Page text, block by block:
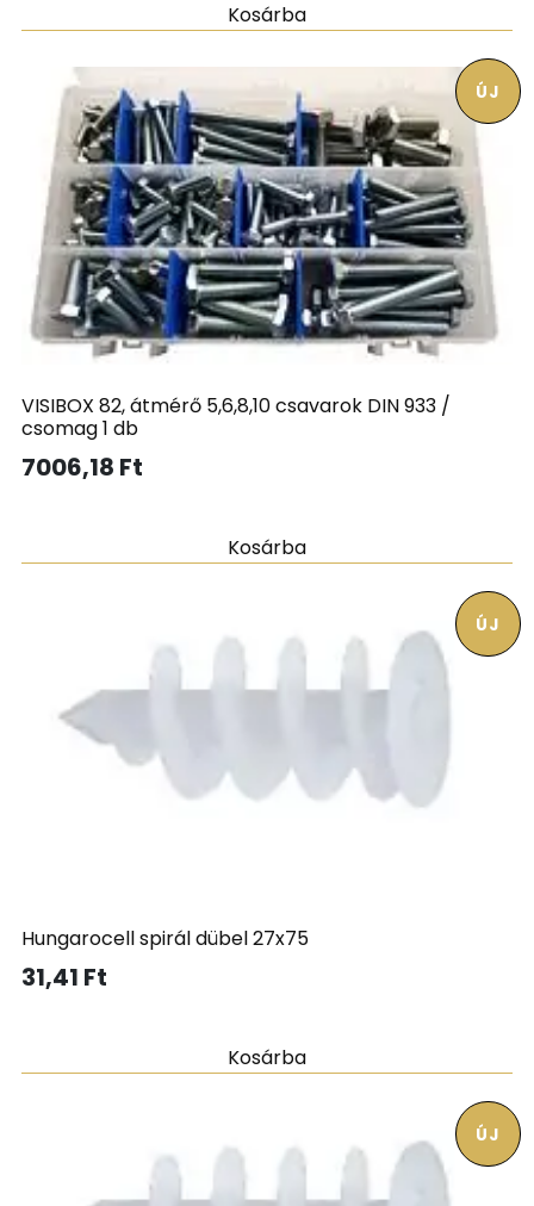
Kosárba
VISIBOX 82, átmérő 5,6,8,10 csavarok DIN 933 /
csomag 1 db
7006,18 Ft
ÚJ
Kosárba
Hungarocell spirál dübel 27x75
31,41 Ft
ÚJ
Kosárba
ÚJ